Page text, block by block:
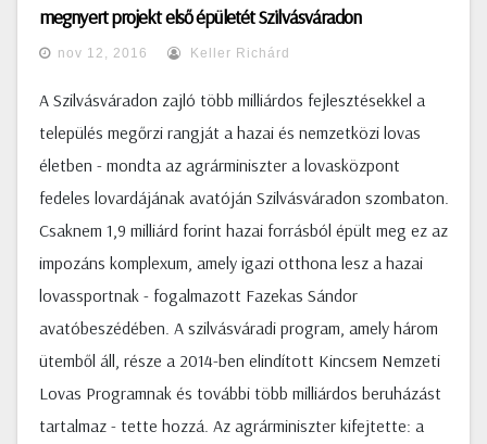
megnyert projekt első épületét Szilvásváradon
nov 12, 2016 Keller Richárd
A Szilvásváradon zajló több milliárdos fejlesztésekkel a
település megőrzi rangját a hazai és nemzetközi lovas
életben - mondta az agrárminiszter a lovasközpont
fedeles lovardájának avatóján Szilvásváradon szombaton.
Csaknem 1,9 milliárd forint hazai forrásból épült meg ez az
impozáns komplexum, amely igazi otthona lesz a hazai
lovassportnak - fogalmazott Fazekas Sándor
avatóbeszédében. A szilvásváradi program, amely három
ütemből áll, része a 2014-ben elindított Kincsem Nemzeti
Lovas Programnak és további több milliárdos beruházást
tartalmaz - tette hozzá. Az agrárminiszter kifejtette: a